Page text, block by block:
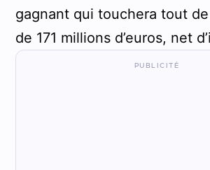
gagnant qui touchera tout
de 171 millions d’euros, net